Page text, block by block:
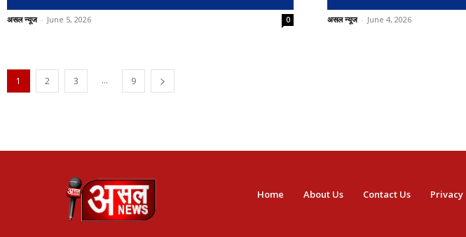
असल न्यूज - June 5, 2026 0 असल न्यूज - June 4, 2026
1 2 3 ... 9
Home About Us Contact Us Privacy